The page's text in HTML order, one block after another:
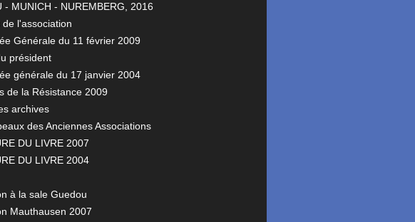
- MUNICH - NUREMBERG, 2016
de l'association
Générale du 11 février 2009
président
générale du 17 janvier 2004
de la Résistance 2009
archives
des Anciennes Associations
DU LIVRE 2007
DU LIVRE 2004
à la sale Guedou
Mauthausen 2007